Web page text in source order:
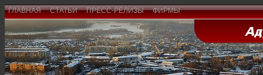
ГЛАВНАЯ СТАТЬИ ПРЕСС-РЕЛИЗЫ ФИРМЫ